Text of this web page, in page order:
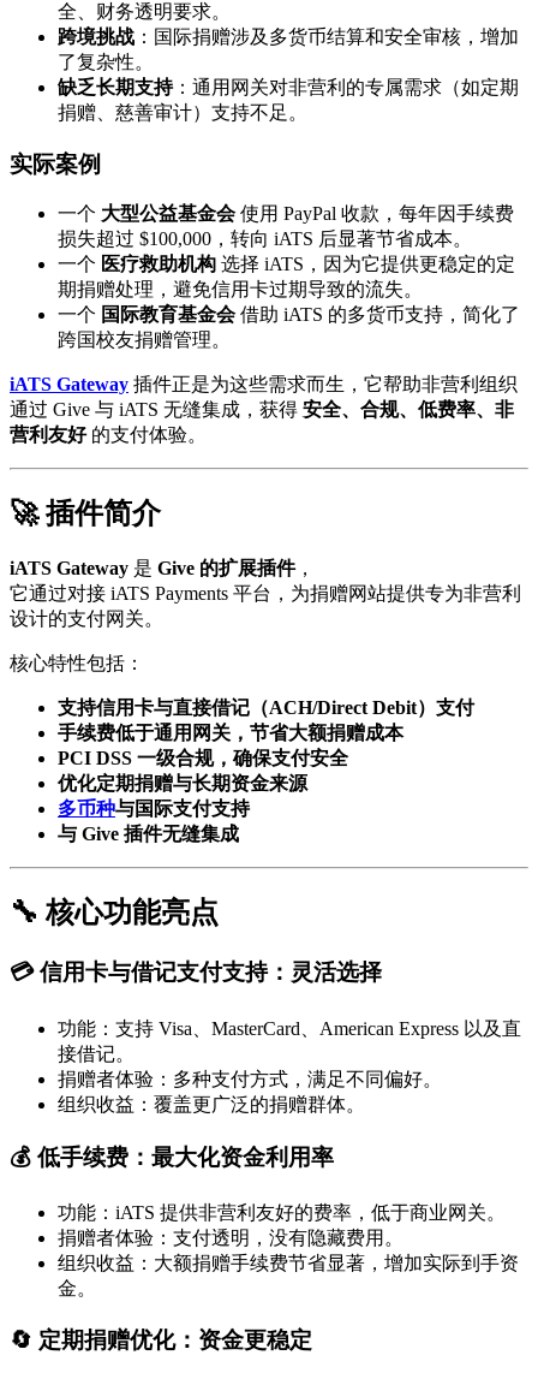
全、财务透明要求。
跨境挑战 ：国际捐赠涉及多货币结算和安全审核，增加
了复杂性。
缺乏长期支持：通用网关对非营利的专属需求（如定期
捐赠、慈善审计）支持不足。
实际案例
一个 大型公益基金会使用 PayPal 收款，每年因手续费
损失超过 $100,000，转向 iATS 后显著节省成本。
一个 医疗救助机构 选择 iATS，因为它提供更稳定的定
期捐赠处理，避免信用卡过期导致的流失。
一个 国际教育基金会借助 iATS 的多货币支持，简化了
跨国校友捐赠管理。
iATS Gateway 插件正是为这些需求而生，它帮助非营利组织
通过 Give 与 iATS 无缝集成，获得 安全、合规、低费率、非
营利友好的支付体验。
🚀 插件简介
iATS Gateway 是 Give 的扩展插件，
它通过对接 iATS Payments 平台，为捐赠网站提供专为非营利
设计的支付网关。
核心特性包括：
支持信用卡与直接借记（ACH/Direct Debit）支付
手续费低于通用网关，节省大额捐赠成本
PCI DSS 一级合规，确保支付安全
优化定期捐赠与长期资金来源
多币种与国际支付支持
与 Give 插件无缝集成
🔧 核心功能亮点
💳 信用卡与借记支付支持：灵活选择
功能：支持 Visa、MasterCard、American Express 以及直
接借记。
捐赠者体验：多种支付方式，满足不同偏好。
组织收益：覆盖更广泛的捐赠群体。
💰 低手续费：最大化资金利用率
功能：iATS 提供非营利友好的费率，低于商业网关。
捐赠者体验：支付透明，没有隐藏费用。
组织收益：大额捐赠手续费节省显著，增加实际到手资
金。
🔄 定期捐赠优化：资金更稳定